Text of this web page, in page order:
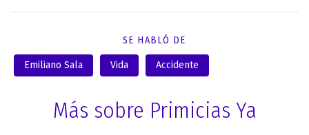
SE HABLÓ DE
Emiliano Sala Vida Accidente
Más sobre Primicias Ya